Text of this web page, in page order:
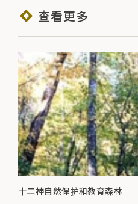
查看更多
十二神自然保护和教育森林